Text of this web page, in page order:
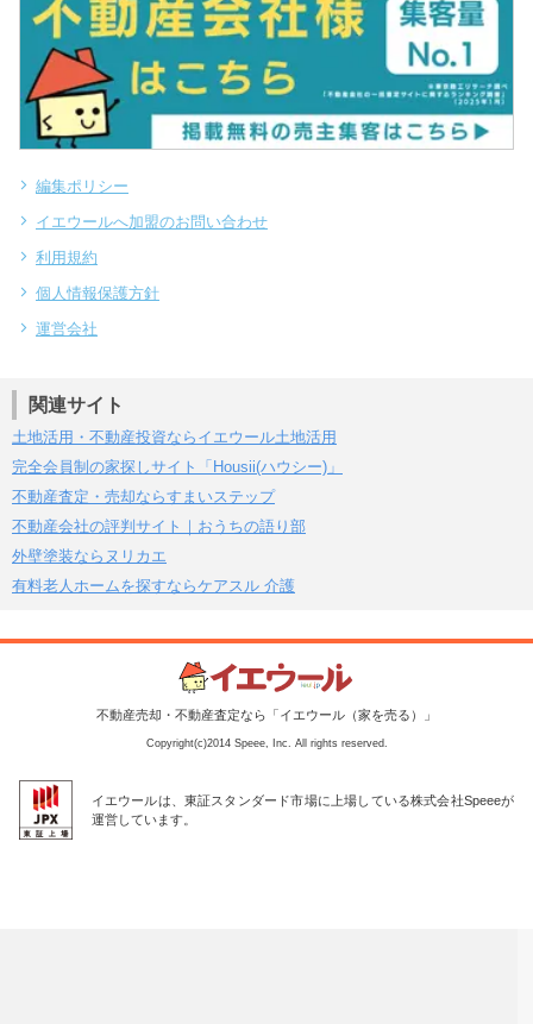
編集ポリシー
イエウールへ加盟のお問い合わせ
利用規約
個人情報保護方針
運営会社
関連サイト
土地活用・不動産投資ならイエウール土地活用
完全会員制の家探しサイト「Housii(ハウシー)」
不動産査定・売却ならすまいステップ
不動産会社の評判サイト｜おうちの語り部
外壁塗装ならヌリカエ
有料老人ホームを探すならケアスル 介護
不動産売却・不動産査定なら「イエウール（家を売る）」
Copyright(c)2014 Speee, Inc. All rights reserved.
イエウールは、東証スタンダード市場に上場している株式会社Speeeが
運営しています。